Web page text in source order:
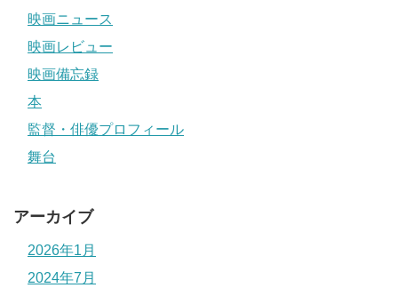
映画ニュース
映画レビュー
映画備忘録
本
監督・俳優プロフィール
舞台
アーカイブ
2026年1月
2024年7月